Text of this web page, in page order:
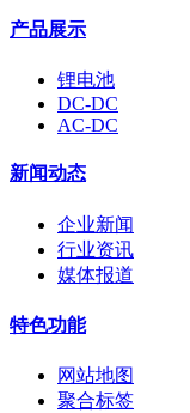
产品展示
锂电池
DC-DC
AC-DC
新闻动态
企业新闻
行业资讯
媒体报道
特色功能
网站地图
聚合标签